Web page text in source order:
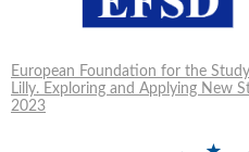
European Foundation for the
Lilly. Exploring and Applying New
2023